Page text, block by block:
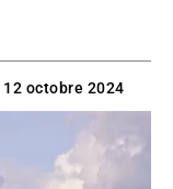
12 octobre 2024